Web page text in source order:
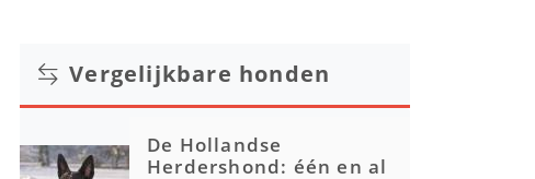
Vergelijkbare honden
De Hollandse
Herdershond: één en al